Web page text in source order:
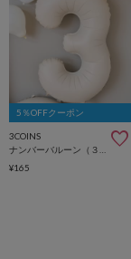
5％OFFクーポン
3COINS
¥165